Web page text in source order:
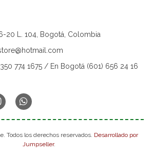
20 L. 104, Bogotá, Colombia
774 1675 / En Bogotá (601) 656 24 16
Todos los derechos reservados. Desarrollado por
Jumpseller.